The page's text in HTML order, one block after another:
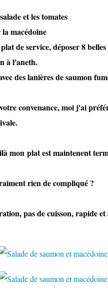
et les tomates
macédoine
de service, déposer 8
à l'aneth.
des lanières de saumon
convenance, moi j'ai
plat est maintenent
de compliqué ?
pas de cuisson, rapide